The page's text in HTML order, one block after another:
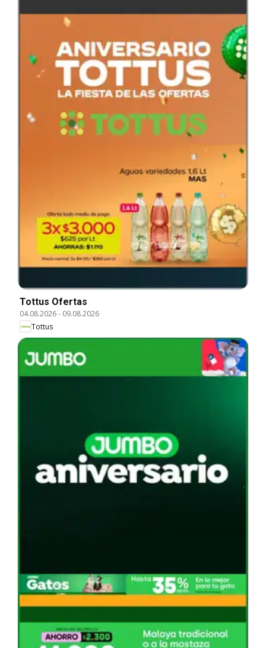
Tottus Ofertas
04.08.2026- 09.08.2026
Tottus